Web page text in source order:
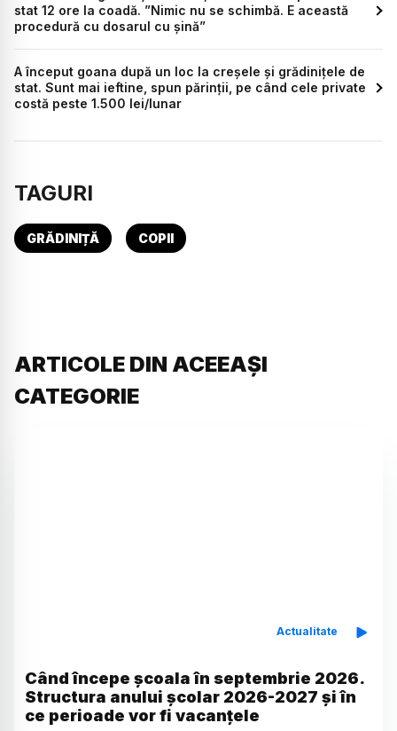
stat 12 ore la coadă. ”Nimic nu se schimbă. E această
procedură cu dosarul cu șină”
A început goana după un loc la creșele și grădinițele de
stat. Sunt mai ieftine, spun părinții, pe când cele private
costă peste 1.500 lei/lunar
TAGURI
GRĂDINIȚĂ COPII
ARTICOLE DIN ACEEAȘI
CATEGORIE
Actualitate
Când începe școala în septembrie 2026.
Structura anului școlar 2026-2027 și în
ce perioade vor fi vacanțele